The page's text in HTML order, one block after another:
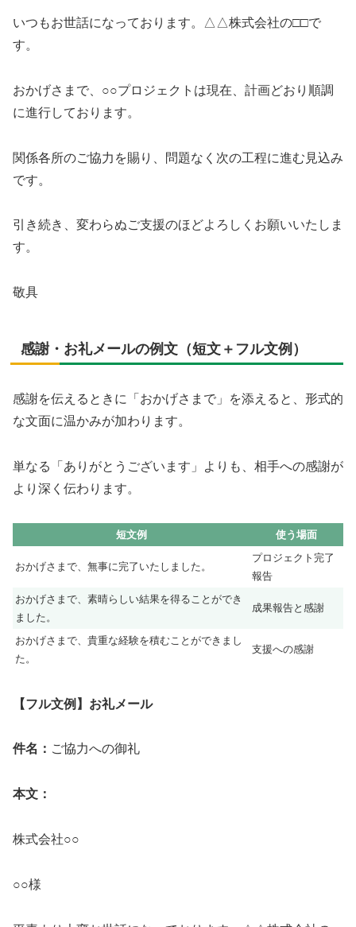
いつもお世話になっております。△△株式会社の□□で
す。
おかげさまで、○○プロジェクトは現在、計画どおり順調
に進行しております。
関係各所のご協力を賜り、問題なく次の工程に進む見込み
です。
引き続き、変わらぬご支援のほどよろしくお願いいたしま
す。
敬具
感謝・お礼メールの例文（短文＋フル文例）
感謝を伝えるときに「おかげさまで」を添えると、形式的
な文面に温かみが加わります。
単なる「ありがとうございます」よりも、相手への感謝が
より深く伝わります。
短文例 使う場面
おかげさまで、無事に完了いたしました。
プロジェクト完了
報告
おかげさまで、素晴らしい結果を得ることができ
ました。
成果報告と感謝
おかげさまで、貴重な経験を積むことができまし
た。
支援への感謝
【フル文例】お礼メール
件名： ご協力への御礼
本文：
株式会社○○
○○様